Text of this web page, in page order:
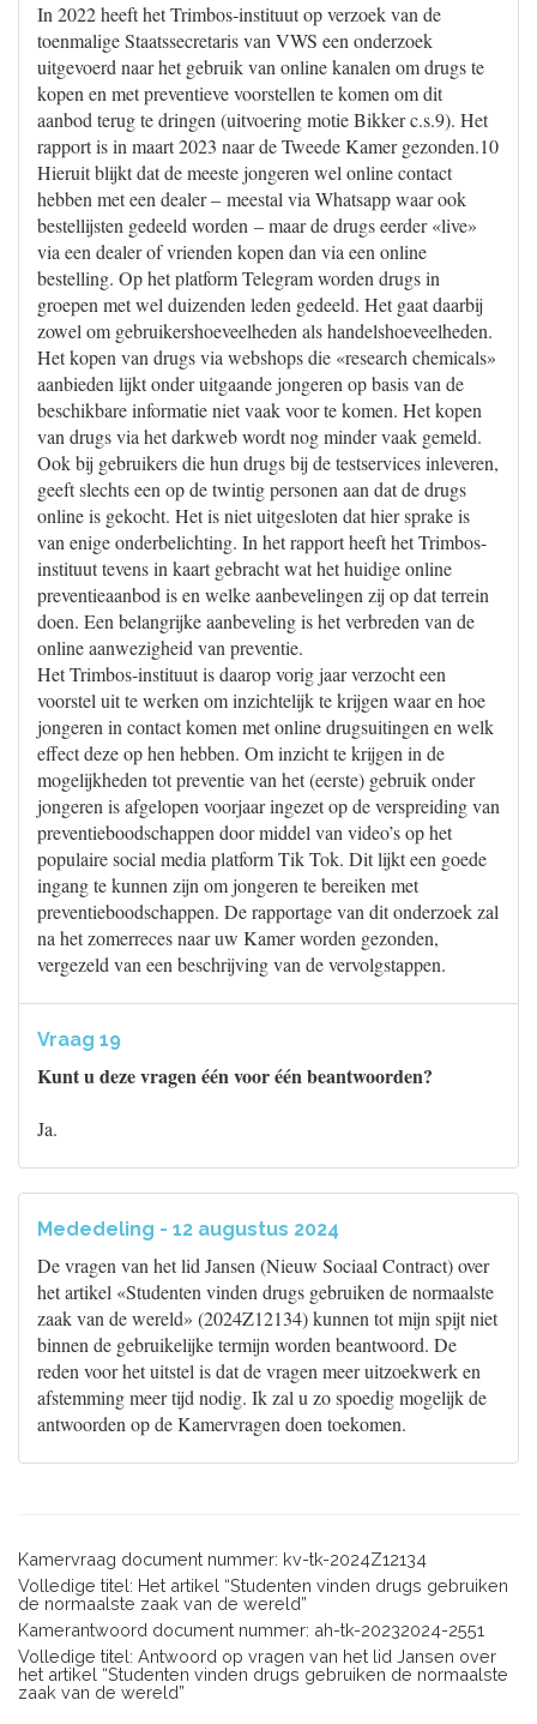
In 2022 heeft het Trimbos-instituut op verzoek van de
toenmalige Staatssecretaris van VWS een onderzoek
uitgevoerd naar het gebruik van online kanalen om drugs te
kopen en met preventieve voorstellen te komen om dit
aanbod terug te dringen (uitvoering motie Bikker c.s.9). Het
rapport is in maart 2023 naar de Tweede Kamer gezonden.10
Hieruit blijkt dat de meeste jongeren wel online contact
hebben met een dealer – meestal via Whatsapp waar ook
bestellijsten gedeeld worden – maar de drugs eerder «live»
via een dealer of vrienden kopen dan via een online
bestelling. Op het platform Telegram worden drugs in
groepen met wel duizenden leden gedeeld. Het gaat daarbij
zowel om gebruikershoeveelheden als handelshoeveelheden.
Het kopen van drugs via webshops die «research chemicals»
aanbieden lijkt onder uitgaande jongeren op basis van de
beschikbare informatie niet vaak voor te komen. Het kopen
van drugs via het darkweb wordt nog minder vaak gemeld.
Ook bij gebruikers die hun drugs bij de testservices inleveren,
geeft slechts een op de twintig personen aan dat de drugs
online is gekocht. Het is niet uitgesloten dat hier sprake is
van enige onderbelichting. In het rapport heeft het Trimbos-
instituut tevens in kaart gebracht wat het huidige online
preventieaanbod is en welke aanbevelingen zij op dat terrein
doen. Een belangrijke aanbeveling is het verbreden van de
online aanwezigheid van preventie.
Het Trimbos-instituut is daarop vorig jaar verzocht een
voorstel uit te werken om inzichtelijk te krijgen waar en hoe
jongeren in contact komen met online drugsuitingen en welk
effect deze op hen hebben. Om inzicht te krijgen in de
mogelijkheden tot preventie van het (eerste) gebruik onder
jongeren is afgelopen voorjaar ingezet op de verspreiding van
preventieboodschappen door middel van video’s op het
populaire social media platform Tik Tok. Dit lijkt een goede
ingang te kunnen zijn om jongeren te bereiken met
preventieboodschappen. De rapportage van dit onderzoek zal
na het zomerreces naar uw Kamer worden gezonden,
vergezeld van een beschrijving van de vervolgstappen.
Vraag 19
Kunt u deze vragen één voor één beantwoorden?
Ja.
Mededeling - 12 augustus 2024
De vragen van het lid Jansen (Nieuw Sociaal Contract) over
het artikel «Studenten vinden drugs gebruiken de normaalste
zaak van de wereld» (2024Z12134) kunnen tot mijn spijt niet
binnen de gebruikelijke termijn worden beantwoord. De
reden voor het uitstel is dat de vragen meer uitzoekwerk en
afstemming meer tijd nodig. Ik zal u zo spoedig mogelijk de
antwoorden op de Kamervragen doen toekomen.
Kamervraag document nummer: kv-tk-2024Z12134
Volledige titel: Het artikel “Studenten vinden drugs gebruiken
de normaalste zaak van de wereld”
Kamerantwoord document nummer: ah-tk-20232024-2551
Volledige titel: Antwoord op vragen van het lid Jansen over
het artikel “Studenten vinden drugs gebruiken de normaalste
zaak van de wereld”